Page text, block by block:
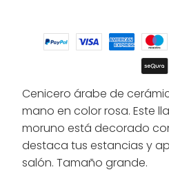
Cenicero árabe de
mano en color rosa. Este
moruno está decorado
destaca tus estancias y
salón. Tamaño grande.